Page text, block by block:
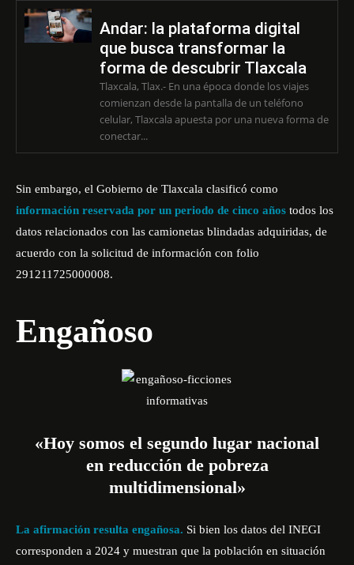
Andar: la plataforma digital
que busca transformar la
forma de descubrir Tlaxcala
Tlaxcala, Tlax.- En una época donde los viajes
comienzan desde la pantalla de un teléfono
celular, Tlaxcala apuesta por una nueva forma de
conectar...
Sin embargo, el Gobierno de Tlaxcala clasificó como
información reservada por un periodo de cinco años todos los
datos relacionados con las camionetas blindadas adquiridas, de
acuerdo con la solicitud de información con folio
291211725000008.
Engañoso
«Hoy somos el segundo lugar nacional
en reducción de pobreza
multidimensional»
La afirmación resulta engañosa. Si bien los datos del INEGI
corresponden a 2024 y muestran que la población en situación